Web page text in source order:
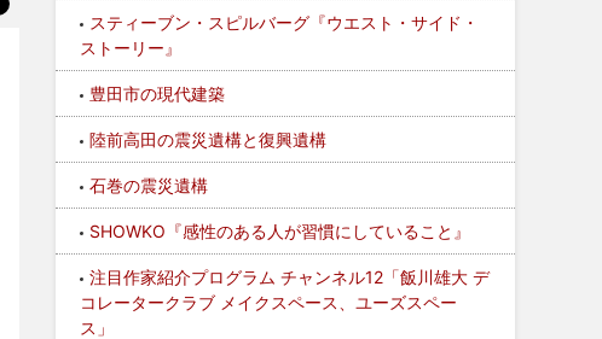
スティーブン・スピルバーグ『ウエスト・サイド・
ストーリー』
豊田市の現代建築
陸前高田の震災遺構と復興遺構
石巻の震災遺構
SHOWKO『感性のある人が習慣にしていること』
注目作家紹介プログラム チャンネル12「飯川雄大 デ
コレータークラブ メイクスペース、ユーズスペー
ス」